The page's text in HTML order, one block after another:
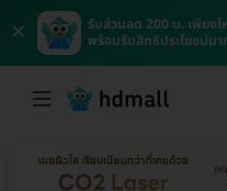
×
รับส่วนลด 200 บ. เพียง
พร้อมรับสิทธิประโยชน์มา